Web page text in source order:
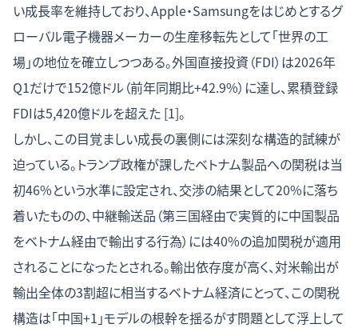
い成長率を維持しており、Apple・Samsungをはじめとするグ
ローバル電子機器メーカーの生産移転先として「世界の工
場」の地位を確立しつつある。外国直接投資（FDI）は2026年
Q1だけで152億ドル（前年同期比+42.9%）に達し、累積登録
FDIは5,420億ドルを超えた [1]。
しかし、この目覚ましい成長の裏側には深刻な構造的試練が
迫っている。トランプ政権が課したベトナム製品への関税は当
初46%という水準に設定され、交渉の結果として20%に落ち
着いたものの、中継輸送品（第三国経由で実質的に中国製品
をベトナム経由で輸出する行為）には40%の追加関税が適用
されることになったとされる。輸出依存度が高く、対米輸出が
輸出全体の3割超に相当するベトナム経済にとって、この関税
構造は「中国+1」モデルの根幹を揺るがす問題として浮上して